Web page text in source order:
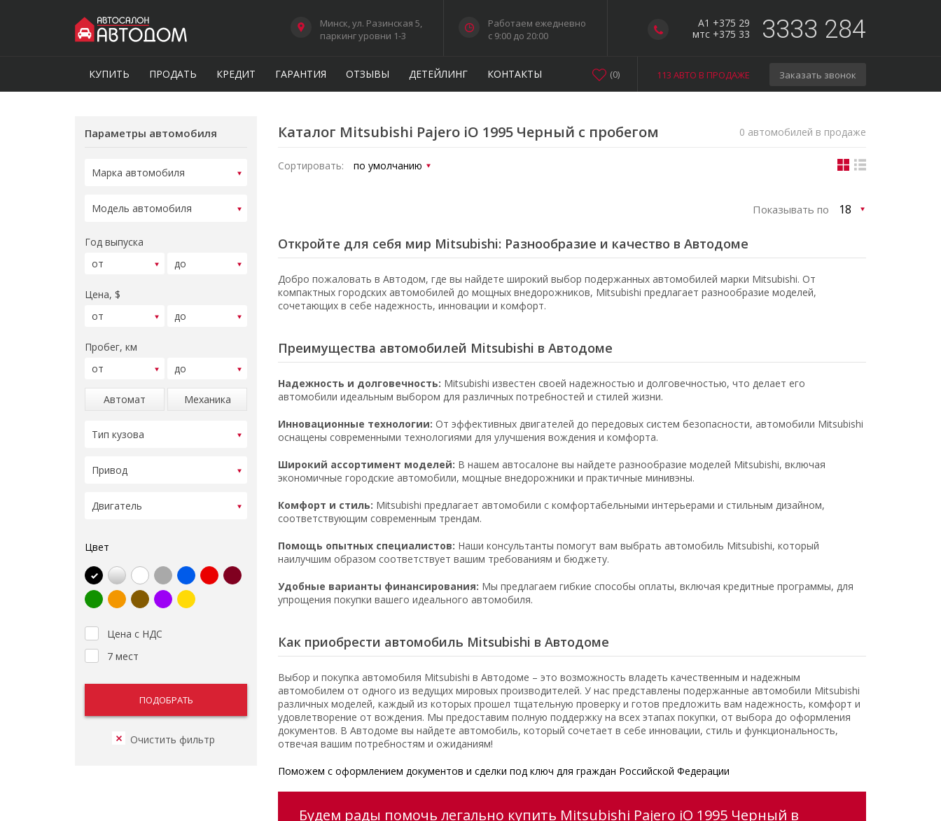
A1 +375 29
мтс +375 33
3333 284
Минск, ул. Разинская 5,
паркинг уровни 1-3
Работаем ежедневно
c 9:00 до 20:00
КУПИТЬ ПРОДАТЬ КРЕДИТ ГАРАНТИЯ ОТЗЫВЫ ДЕТЕЙЛИНГ КОНТАКТЫ 113 АВТО В ПРОДАЖЕ Заказать звонок
(0)
Параметры автомобиля
Год выпуска
Цена, $
Пробег, км
Автомат Механика
Цвет
Цена с НДС
7 мест
Каталог Mitsubishi Pajero iO 1995 Черный с пробегом 0 автомобилей в продаже
Сортировать:
Показывать по
Откройте для себя мир Mitsubishi: Разнообразие и качество в Автодоме
Добро пожаловать в Автодом, где вы найдете широкий выбор подержанных автомобилей марки Mitsubishi. От
компактных городских автомобилей до мощных внедорожников, Mitsubishi предлагает разнообразие моделей,
сочетающих в себе надежность, инновации и комфорт.
Преимущества автомобилей Mitsubishi в Автодоме
Надежность и долговечность: Mitsubishi известен своей надежностью и долговечностью, что делает его
автомобили идеальным выбором для различных потребностей и стилей жизни.
Инновационные технологии: От эффективных двигателей до передовых систем безопасности, автомобили Mitsubishi
оснащены современными технологиями для улучшения вождения и комфорта.
Широкий ассортимент моделей: В нашем автосалоне вы найдете разнообразие моделей Mitsubishi, включая
экономичные городские автомобили, мощные внедорожники и практичные минивэны.
Комфорт и стиль: Mitsubishi предлагает автомобили с комфортабельными интерьерами и стильным дизайном,
соответствующим современным трендам.
Помощь опытных специалистов: Наши консультанты помогут вам выбрать автомобиль Mitsubishi, который
наилучшим образом соответствует вашим требованиям и бюджету.
Удобные варианты финансирования: Мы предлагаем гибкие способы оплаты, включая кредитные программы, для
упрощения покупки вашего идеального автомобиля.
Как приобрести автомобиль Mitsubishi в Автодоме
Выбор и покупка автомобиля Mitsubishi в Автодоме – это возможность владеть качественным и надежным
автомобилем от одного из ведущих мировых производителей. У нас представлены подержанные автомобили Mitsubishi
различных моделей, каждый из которых прошел тщательную проверку и готов предложить вам надежность, комфорт и
удовлетворение от вождения. Мы предоставим полную поддержку на всех этапах покупки, от выбора до оформления
документов. В Автодоме вы найдете автомобиль, который сочетает в себе инновации, стиль и функциональность,
отвечая вашим потребностям и ожиданиям!
Поможем с оформлением документов и сделки под ключ для граждан Российской Федерации
Будем рады помочь легально купить Mitsubishi Pajero iO 1995 Черный в